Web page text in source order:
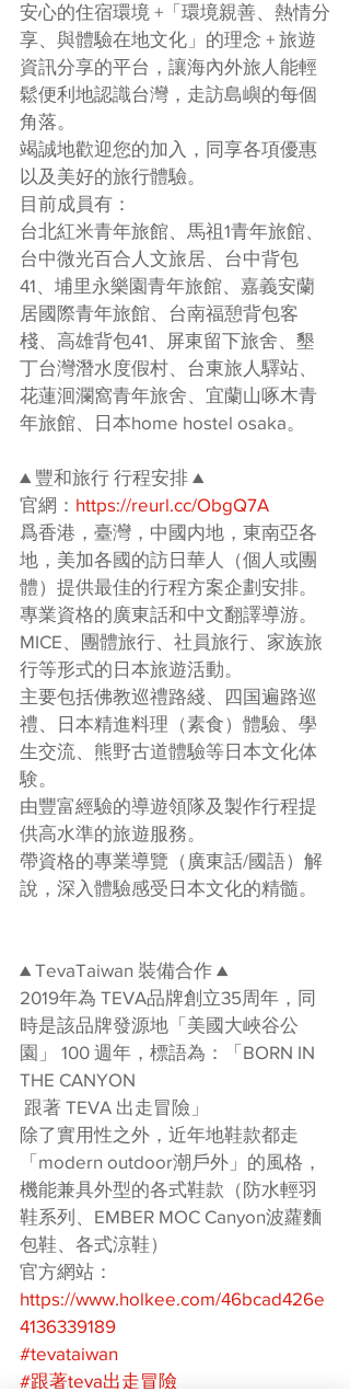
安心的住宿環境 +「環境親善、熱情分
享、與體驗在地文化」的理念 + 旅遊
資訊分享的平台，讓海內外旅人能輕
鬆便利地認識台灣，走訪島嶼的每個
角落。
竭誠地歡迎您的加入，同享各項優惠
以及美好的旅行體驗。
目前成員有：
台北紅米青年旅館、馬祖1青年旅館、
台中微光百合人文旅居、台中背包
41、埔里永樂園青年旅館、嘉義安蘭
居國際青年旅館、台南福憩背包客
棧、高雄背包41、屏東留下旅舍、墾
丁台灣潛水度假村、台東旅人驛站、
花蓮洄瀾窩青年旅舍、宜蘭山啄木青
年旅館、日本home hostel osaka。
▲ 豐和旅行 行程安排 ▲
官網： https://reurl.cc/ObgQ7A
爲香港，臺灣，中國内地，東南亞各
地，美加各國的訪日華人（個人或團
體）提供最佳的行程方案企劃安排。
專業資格的廣東話和中文翻譯導游。
MICE、團體旅行、社員旅行、家族旅
行等形式的日本旅遊活動。
主要包括佛教巡禮路綫、四国遍路巡
禮、日本精進料理（素食）體驗、學
生交流、熊野古道體驗等日本文化体
験。
由豐富經驗的導遊領隊及製作行程提
供高水準的旅遊服務。
帶資格的專業導覽（廣東話/國語）解
說，深入體驗感受日本文化的精髓。
▲ TevaTaiwan 裝備合作 ▲
2019年為 TEVA品牌創立35周年，同
時是該品牌發源地「美國大峽谷公
園」 100 週年，標語為：「BORN IN
THE CANYON
跟著 TEVA 出走冒險」
除了實用性之外，近年地鞋款都走
「modern outdoor潮戶外」的風格，
機能兼具外型的各式鞋款（防水輕羽
鞋系列、EMBER MOC Canyon波蘿麵
包鞋、各式涼鞋）
官方網站：
https://www.holkee.com/46bcad426e
4136339189
#tevataiwan
#跟著teva出走冒險